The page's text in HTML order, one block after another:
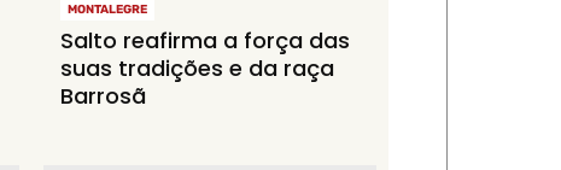
MONTALEGRE
Salto reafirma a força das
suas tradições e da raça
Barrosã